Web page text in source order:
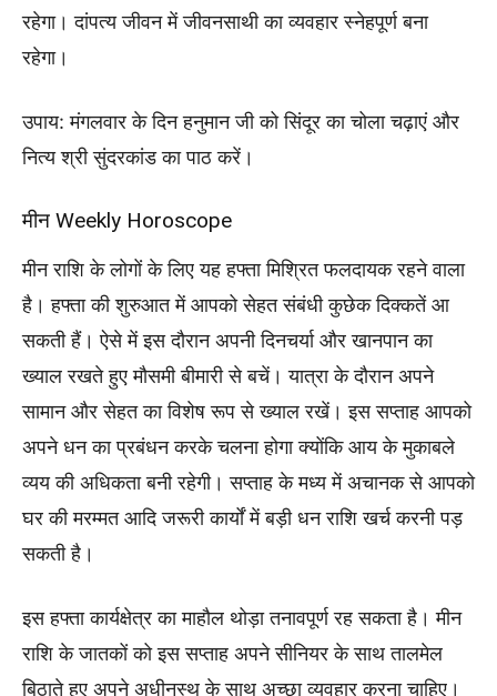
रहेगा। दांपत्य जीवन में जीवनसाथी का व्यवहार स्नेहपूर्ण बना
रहेगा।
उपाय: मंगलवार के दिन हनुमान जी को सिंदूर का चोला चढ़ाएं और
नित्य श्री सुंदरकांड का पाठ करें।
मीन Weekly Horoscope
मीन राशि के लोगों के लिए यह हफ्ता मिश्रित फलदायक रहने वाला
है। हफ्ता की शुरुआत में आपको सेहत संबंधी कुछेक दिक्कतें आ
सकती हैं। ऐसे में इस दौरान अपनी दिनचर्या और खानपान का
ख्याल रखते हुए मौसमी बीमारी से बचें। यात्रा के दौरान अपने
सामान और सेहत का विशेष रूप से ख्याल रखें। इस सप्ताह आपको
अपने धन का प्रबंधन करके चलना होगा क्योंकि आय के मुकाबले
व्यय की अधिकता बनी रहेगी। सप्ताह के मध्य में अचानक से आपको
घर की मरम्मत आदि जरूरी कार्यों में बड़ी धन राशि खर्च करनी पड़
सकती है।
इस हफ्ता कार्यक्षेत्र का माहौल थोड़ा तनावपूर्ण रह सकता है। मीन
राशि के जातकों को इस सप्ताह अपने सीनियर के साथ तालमेल
बिठाते हुए अपने अधीनस्थ के साथ अच्छा व्यवहार करना चाहिए।